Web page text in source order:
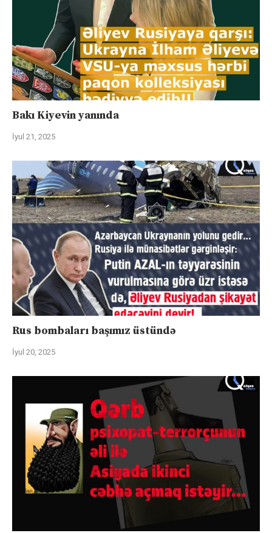
Bakı Kiyevin yanında
İyul 21, 2025
Rus bombaları başımız üstündə
İyul 20, 2025